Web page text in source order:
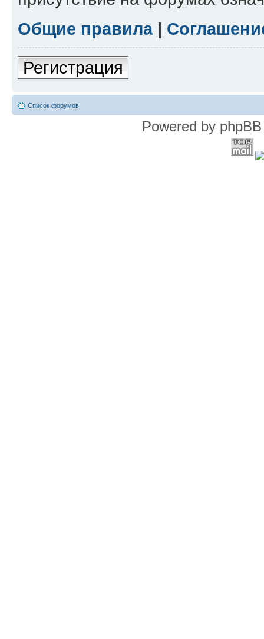
Общие правила|
Регистрация
Список форумов
Powered by